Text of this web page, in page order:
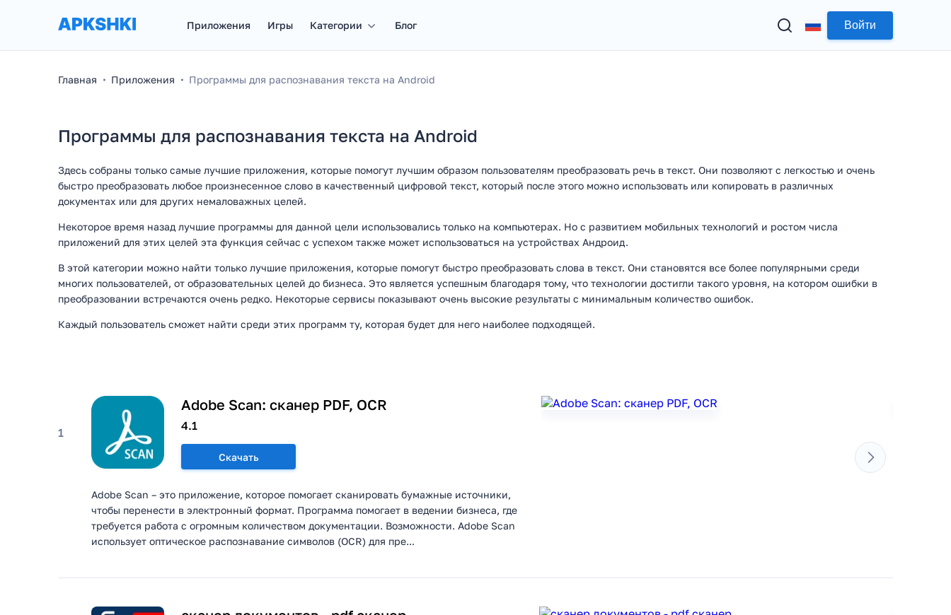
Приложения Игры Категории Блог Войти
Главная Приложения Программы для распознавания текста на Android
Программы для распознавания текста на Android
Здесь собраны только самые лучшие приложения, которые помогут лучшим образом пользователям преобразовать речь в текст. Они позволяют с легкостью и очень
быстро преобразовать любое произнесенное слово в качественный цифровой текст, который после этого можно использовать или копировать в различных
документах или для других немаловажных целей.
Некоторое время назад лучшие программы для данной цели использовались только на компьютерах. Но с развитием мобильных технологий и ростом числа
приложений для этих целей эта функция сейчас с успехом также может использоваться на устройствах Андроид.
В этой категории можно найти только лучшие приложения, которые помогут быстро преобразовать слова в текст. Они становятся все более популярными среди
многих пользователей, от образовательных целей до бизнеса. Это является успешным благодаря тому, что технологии достигли такого уровня, на котором ошибки в
преобразовании встречаются очень редко. Некоторые сервисы показывают очень высокие результаты с минимальным количество ошибок.
Каждый пользователь сможет найти среди этих программ ту, которая будет для него наиболее подходящей.
1
Adobe Scan: сканер PDF, OCR
4.1
Скачать
Adobe Scan – это приложение, которое помогает сканировать бумажные источники,
чтобы перенести в электронный формат. Программа помогает в ведении бизнеса, где
требуется работа с огромным количеством документации. Возможности. Adobe Scan
использует оптическое распознавание символов (OCR) для пре...